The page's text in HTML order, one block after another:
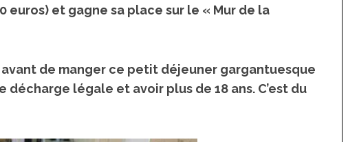
euros) et gagne sa place sur le « Mur de la
de manger ce petit déjeuner gargantuesque
décharge légale et avoir plus de 18 ans. C’est du